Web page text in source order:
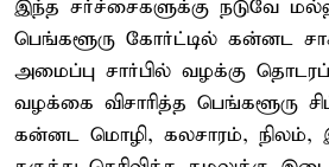
இந்த சர்ச்சைகளுக்கு நடுவே
பெங்களூரு கோர்ட்டில் கன்னட
அமைப்பு சார்பில் வழக்கு
வழக்கை விசாரித்த பெங்களூரு
கன்னட மொழி, கலசாரம், நிலம்,